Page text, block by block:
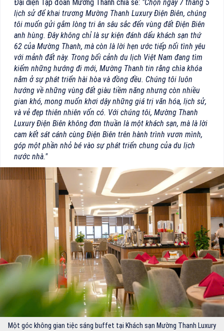
Đại diện Tập đoàn Mường Thanh chia sẻ: "Chọn ngày 7 tháng 5
lịch sử để khai trương Mường Thanh Luxury Điện Biên, chúng
tôi muốn gửi gắm lòng tri ân sâu sắc đến vùng đất Điện Biên
anh hùng. Đây không chỉ là sự kiện đánh dấu khách sạn thứ
62 của Mường Thanh, mà còn là lời hẹn ước tiếp nối tình yêu
với mảnh đất này. Trong bối cảnh du lịch Việt Nam đang tìm
kiếm những hướng đi mới, Mường Thanh tin rằng chìa khóa
nằm ở sự phát triển hài hòa và đồng đều. Chúng tôi luôn
hướng về những vùng đất giàu tiềm năng nhưng còn nhiều
gian khó, mong muốn khơi dậy những giá trị văn hóa, lịch sử,
và vẻ đẹp thiên nhiên vốn có. Với chúng tôi, Mường Thanh
Luxury Điện Biên không đơn thuần là một khách sạn, mà là lời
cam kết sát cánh cùng Điện Biên trên hành trình vươn mình,
góp một phần nhỏ bé vào sự phát triển chung của du lịch
nước nhà."
Một góc không gian tiệc sáng buffet tại Khách sạn Mường Thanh Luxury